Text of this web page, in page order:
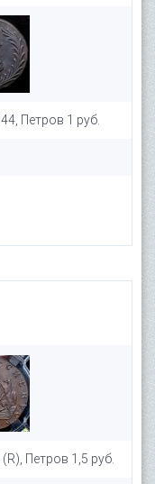
Петров 1 руб.
Петров 1,5 руб.